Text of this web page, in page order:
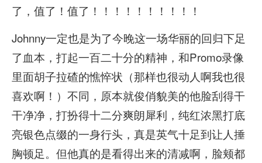
了，值了！值了！！！！！！！！！！
Johnny一定也是为了今晚这一场华丽的回归下足
了血本，打起一百二十分的精神，和Promo录像
里面胡子拉碴的憔悴状（那样也很动人啊我也很
喜欢啊！）不同，原本就俊俏貌美的他脸刮得干
干净净，打扮得十二分爽朗犀利，纯红浓黑打底
亮银色点缀的一身行头，真是英气十足到让人捶
胸顿足。但他真的是看得出来的清减啊，脸颊都